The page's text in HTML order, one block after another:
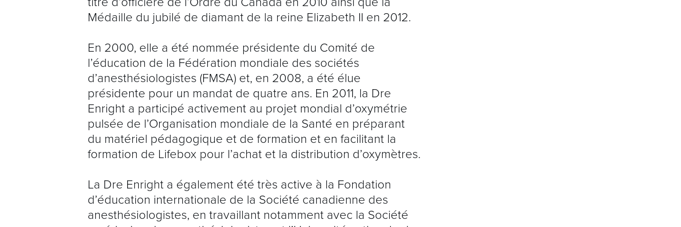
Médaille du jubilé de diamant de la reine Elizabeth II en 2012.
En 2000, elle a été nommée présidente du Comité de
l’éducation de la Fédération mondiale des sociétés
d’anesthésiologistes (FMSA) et, en 2008, a été élue
présidente pour un mandat de quatre ans. En 2011, la Dre
Enright a participé activement au projet mondial d’oxymétrie
pulsée de l’Organisation mondiale de la Santé en préparant
du matériel pédagogique et de formation et en facilitant la
formation de Lifebox pour l’achat et la distribution d’oxymètres.
La Dre Enright a également été très active à la Fondation
d’éducation internationale de la Société canadienne des
anesthésiologistes, en travaillant notamment avec la Société